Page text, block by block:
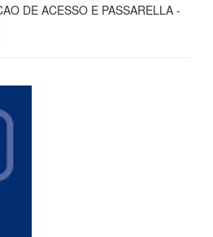
DE ACESSO E PASSARELLA -